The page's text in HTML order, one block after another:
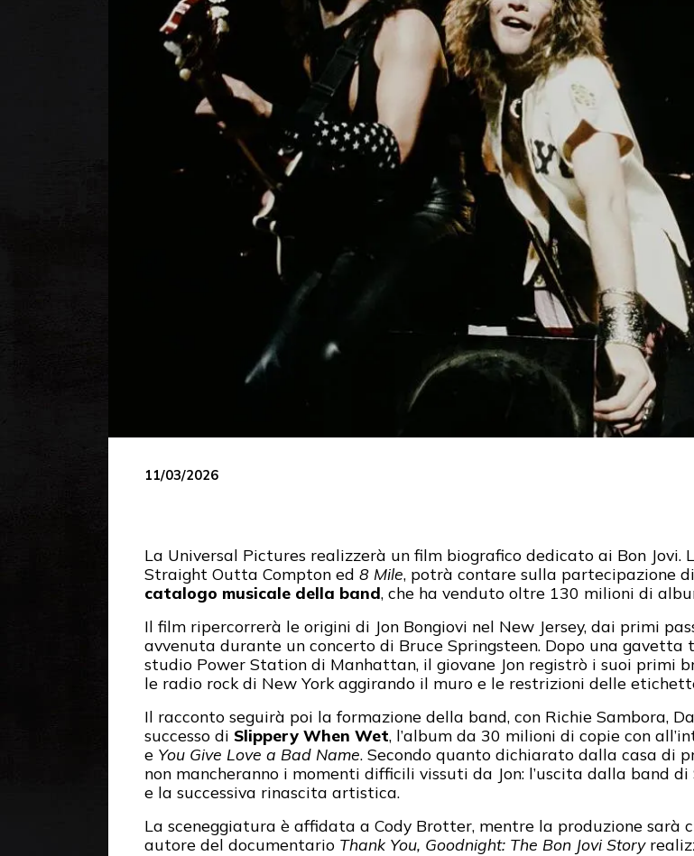
11/03/2026
La Universal Pictures realizzerà un film biografico dedicato ai Bon
Straight Outta Compton ed 8 Mile, potrà contare sulla partecipazione
catalogo musicale della band, che ha venduto oltre 130 milioni di
Il film ripercorrerà le origini di Jon Bongiovi nel New Jersey, dai primi
avvenuta durante un concerto di Bruce Springsteen. Dopo una
studio Power Station di Manhattan, il giovane Jon registrò i suoi primi
le radio rock di New York aggirando il muro e le restrizioni delle
Il racconto seguirà poi la formazione della band, con Richie Sambora,
successo di Slippery When Wet, l’album da 30 milioni di copie con
e You Give Love a Bad Name. Secondo quanto dichiarato dalla casa di
non mancheranno i momenti difficili vissuti da Jon: l’uscita dalla band
e la successiva rinascita artistica.
La sceneggiatura è affidata a Cody Brotter, mentre la produzione sarà
autore del documentario Thank You, Goodnight: The Bon Jovi Story